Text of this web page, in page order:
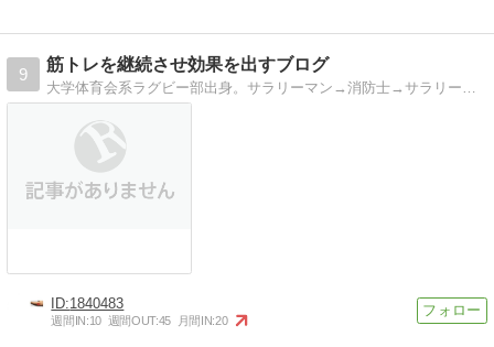
9
筋トレを継続させ効果を出すブログ
1840483
週間IN:10 週間OUT:45 月間IN:20